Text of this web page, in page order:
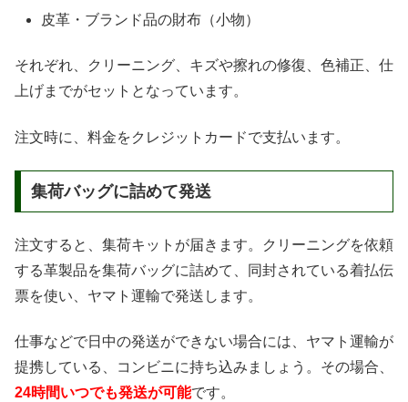
皮革・ブランド品の財布（小物）
それぞれ、クリーニング、キズや擦れの修復、色補正、仕
上げまでがセットとなっています。
注文時に、料金をクレジットカードで支払います。
集荷バッグに詰めて発送
注文すると、集荷キットが届きます。クリーニングを依頼
する革製品を集荷バッグに詰めて、同封されている着払伝
票を使い、ヤマト運輸で発送します。
仕事などで日中の発送ができない場合には、ヤマト運輸が
提携している、コンビニに持ち込みましょう。その場合、
24時間いつでも発送が可能です。